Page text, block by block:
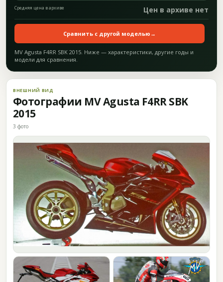
Средняя цена в архиве Цен в архиве нет
Сравнить с другой моделью →
MV Agusta F4RR SBK 2015. Ниже — характеристики, другие годы и
модели для сравнения.
ВНЕШНИЙ ВИД
Фотографии MV Agusta F4RR SBK
2015
3 фото